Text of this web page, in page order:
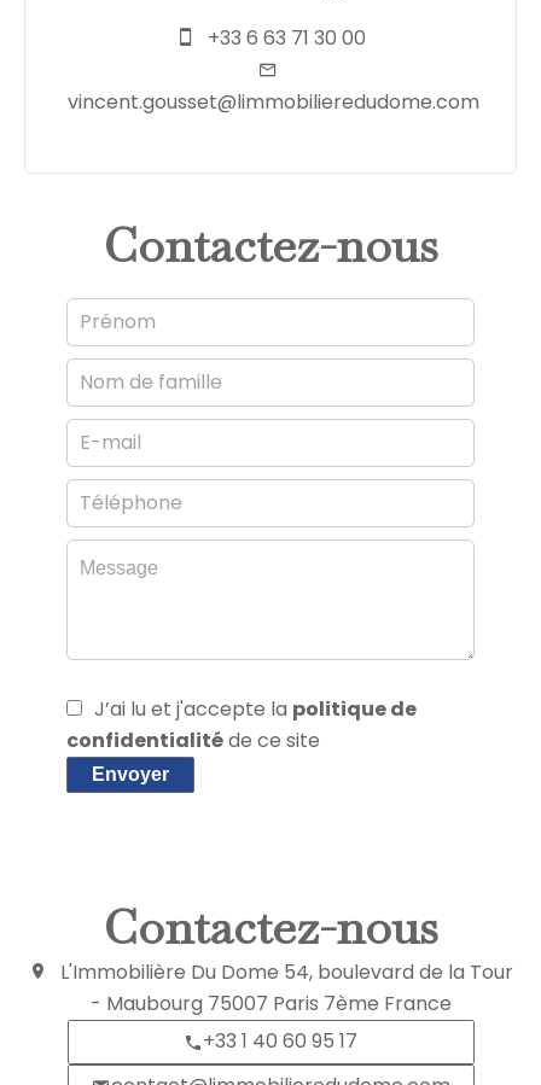
+33 6 63 71 30 00
vincent.gousset@limmobilieredudome.com
Contactez-nous
J’ai lu et j'accepte la politique de
confidentialitéde ce site
Envoyer
Contactez-nous
L'Immobilière Du Dome 54, boulevard de la Tour
- Maubourg 75007 Paris 7ème France
+33 1 40 60 95 17